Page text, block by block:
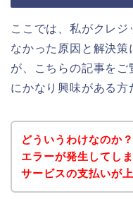
ここでは、私がクレジ
なかった原因と解決
が、こちらの記事を
にかなり興味がある方
どういうわけなのか
エラーが発生してし
サービスの支払いが